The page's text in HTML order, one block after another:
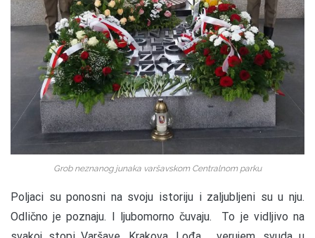
Grob neznanog junaka varšavskom Centralnom parku
Poljaci su ponosni na svoju istoriju i zaljubljeni su u nju.
Odlično je poznaju. I ljubomorno čuvaju. To je vidljivo na